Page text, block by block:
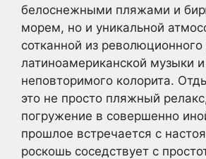
белоснежными пляжами и
морем, но и уникальной
сотканной из революционного
латиноамериканской музыки и
неповторимого колорита.
это не просто пляжный
погружение в совершенно
прошлое встречается с
роскошь соседствует с